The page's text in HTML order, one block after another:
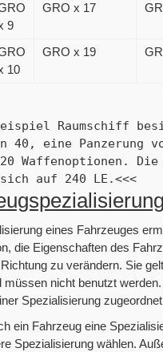
9
GRO x 17
10
GRO x 19
Raumschiff
40, eine Panzerung
Waffenoptionen.
auf 240 LE.<<<
eines Fahrzeuges
die Eigenschaften des
zu verändern. Sie
müssen nicht benutzt
Spezialisierung
ein Fahrzeug eine
Spezialisierung wählen.